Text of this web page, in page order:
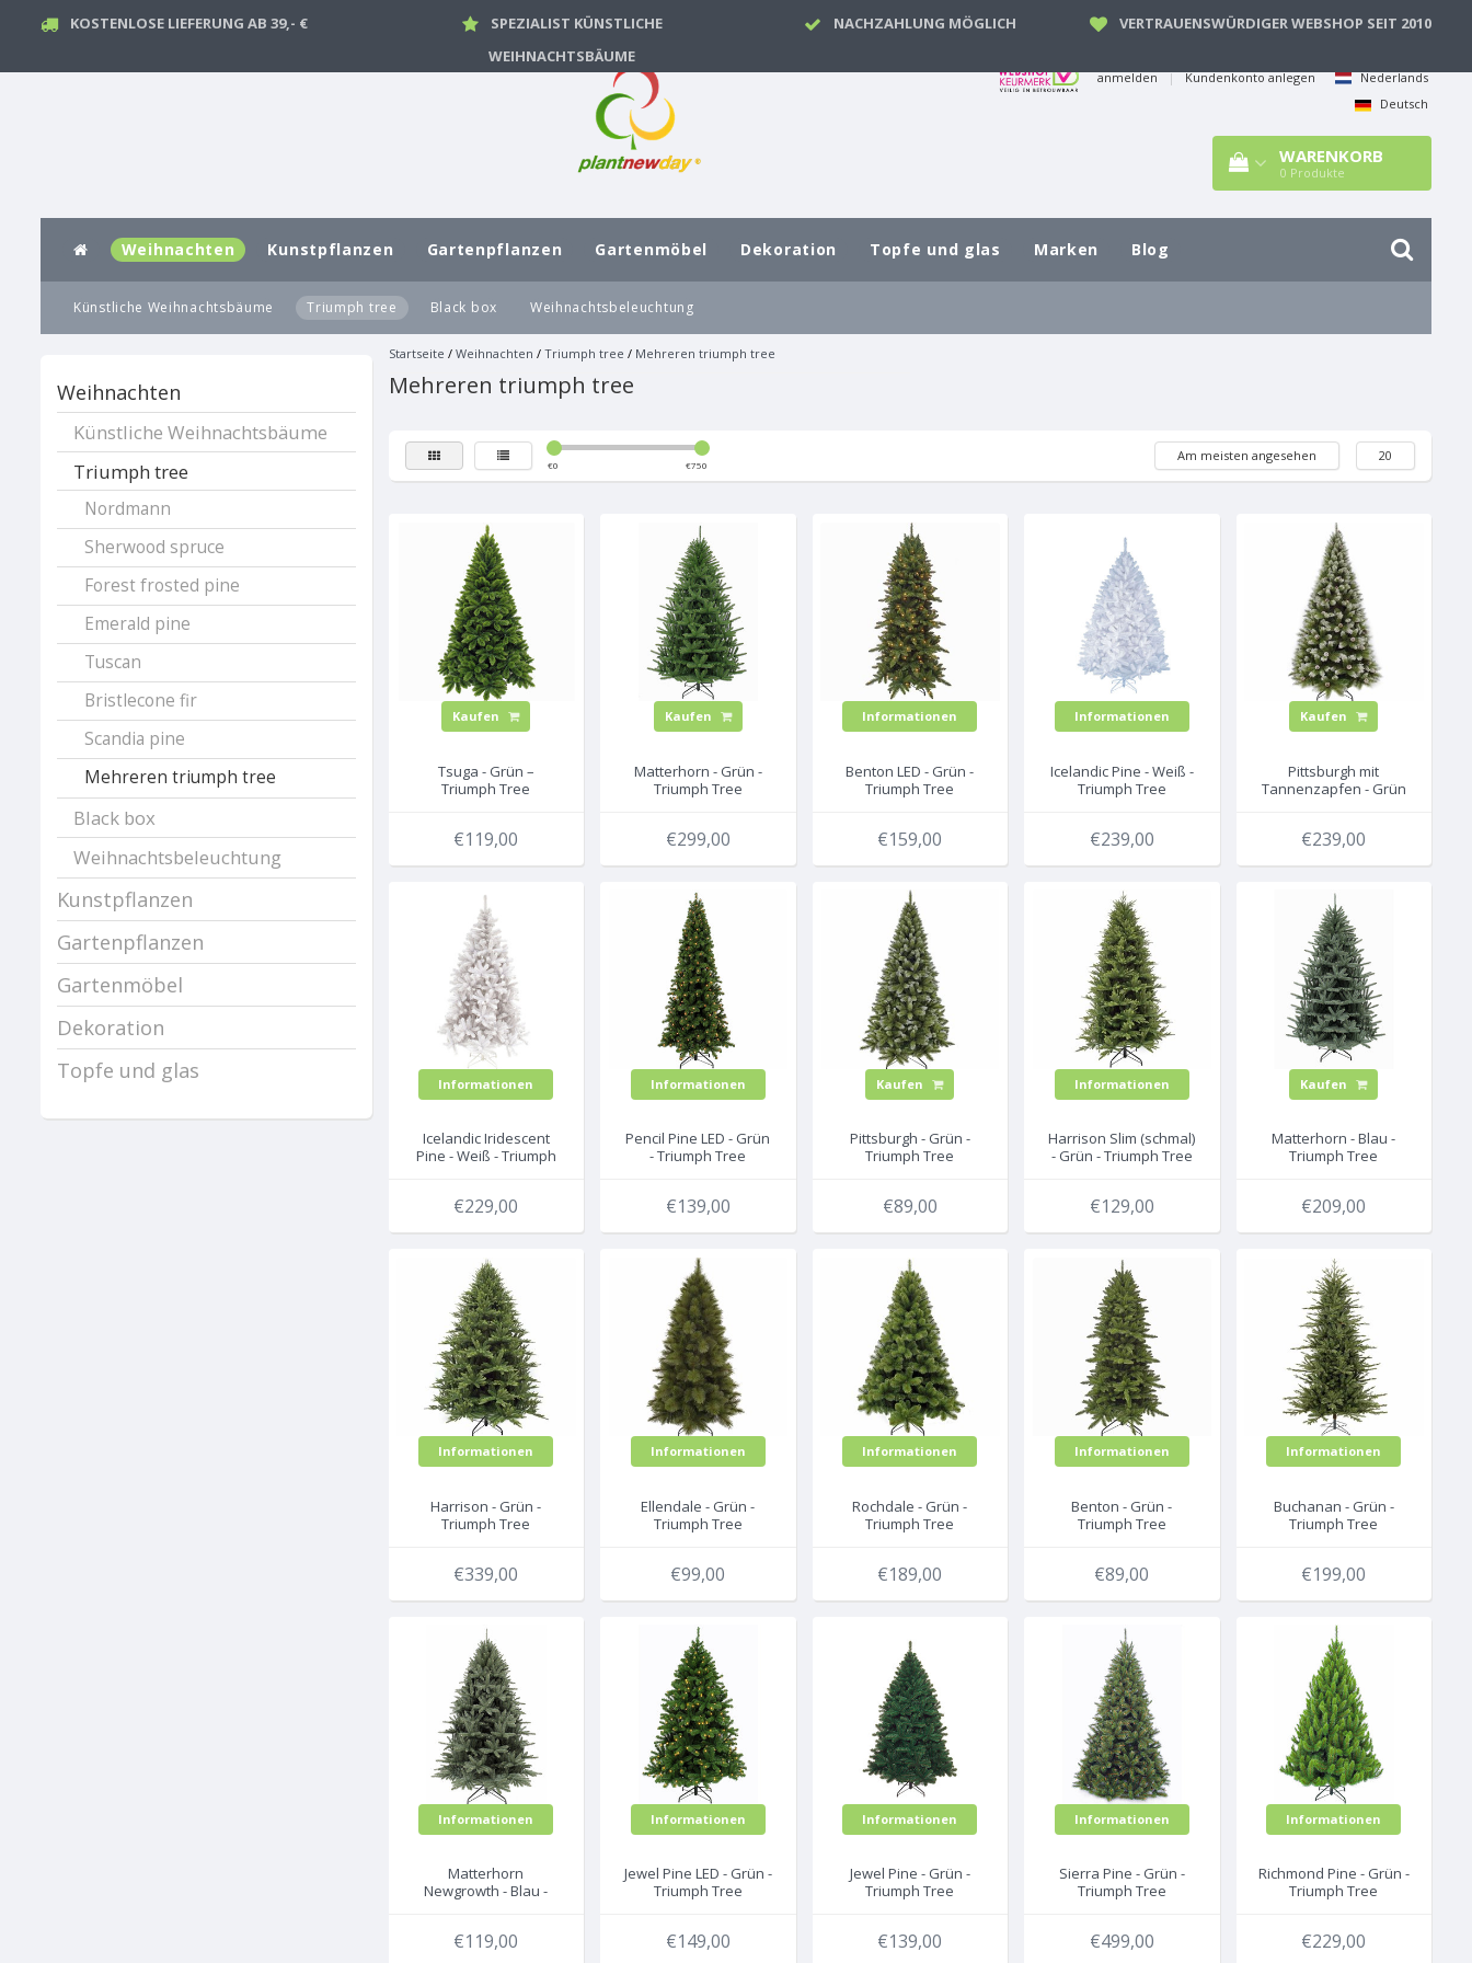
KOSTENLOSE LIEFERUNG AB 39,- €
SPEZIALIST KÜNSTLICHE
WEIHNACHTSBÄUME
NACHZAHLUNG MÖGLICH VERTRAUENSWÜRDIGER WEBSHOP SEIT 2010
anmelden | Kundenkonto anlegen
Nederlands
Deutsch
WARENKORB
0 Produkte
Weihnachten
Künstliche Weihnachtsbäume Triumph tree Black box Weihnachtsbeleuchtung
Kunstpflanzen Gartenpflanzen Gartenmöbel Dekoration Topfe und glas Marken Blog
Weihnachten
Künstliche Weihnachtsbäume
Triumph tree
Nordmann
Sherwood spruce
Forest frosted pine
Emerald pine
Tuscan
Bristlecone fir
Scandia pine
Mehreren triumph tree
Black box
Weihnachtsbeleuchtung
Kunstpflanzen
Gartenpflanzen
Gartenmöbel
Dekoration
Topfe und glas
Startseite / Weihnachten / Triumph tree / Mehreren triumph tree
Mehreren triumph tree
€0 €750
Am meisten angesehen 20
Kaufen
Tsuga - Grün –
Triumph Tree
€119,00
Kaufen
Matterhorn - Grün -
Triumph Tree
€299,00
Informationen
Benton LED - Grün -
Triumph Tree
€159,00
Informationen
Icelandic Pine - Weiß -
Triumph Tree
€239,00
Kaufen
Pittsburgh mit
Tannenzapfen - Grün
Weihnachtsbaum
€239,00
Informationen
Icelandic Iridescent
Pine - Weiß - Triumph
€229,00
Informationen
Pencil Pine LED - Grün
- Triumph Tree
€139,00
Kaufen
Pittsburgh - Grün -
Triumph Tree
€89,00
Informationen
Harrison Slim (schmal)
- Grün - Triumph Tree
€129,00
Kaufen
Matterhorn - Blau -
Triumph Tree
€209,00
Informationen
Harrison - Grün -
Triumph Tree
€339,00
Informationen
Ellendale - Grün -
Triumph Tree
€99,00
Informationen
Rochdale - Grün -
Triumph Tree
€189,00
Informationen
Benton - Grün -
Triumph Tree
€89,00
Informationen
Buchanan - Grün -
Triumph Tree
€199,00
Informationen
Matterhorn
Newgrowth - Blau -
Weihnachtsbaum
€119,00
Informationen
Jewel Pine LED - Grün -
Triumph Tree
€149,00
Informationen
Jewel Pine - Grün -
Triumph Tree
€139,00
Informationen
Sierra Pine - Grün -
Triumph Tree
€499,00
Informationen
Richmond Pine - Grün -
Triumph Tree
€229,00